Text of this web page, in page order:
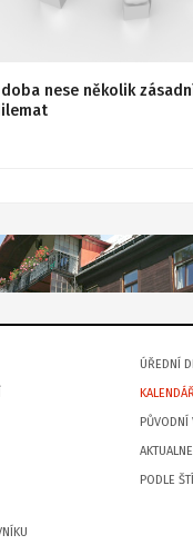
nese několik
ÚŘEDNÍ
KALENDÁŘ
PŮVODNÍ
PODLE